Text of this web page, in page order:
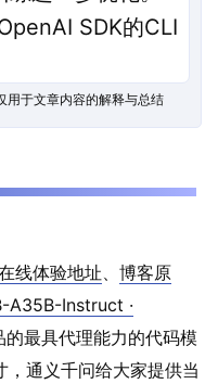
SDK的CLI
用于文章内容的解释与总结
线体验地址、 博客原
Instruct ·
的最具代理能力的代码模
通义千问给大家提供当